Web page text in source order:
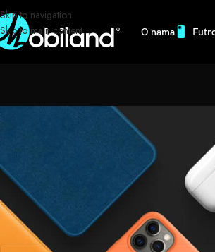
Skip to navigation
Skip to main content
O nama
Nothing Found
Apologies, but no results were found. Perhaps